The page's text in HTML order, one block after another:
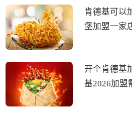
肯德基可以
堡加盟一家
开个肯德基
基2026加盟